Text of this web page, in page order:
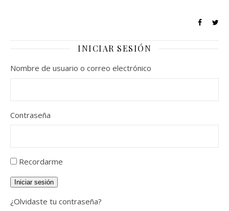
INICIAR SESIÓN
Nombre de usuario o correo electrónico
Contraseña
Recordarme
Iniciar sesión
¿Olvidaste tu contraseña?